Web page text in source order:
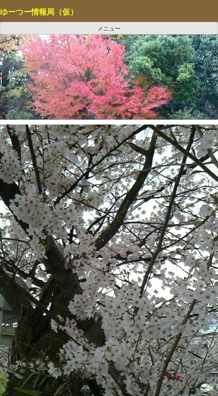
ン
ン
ツ
へ
ス
キ
ッ
プ
ゆーつー情報局（仮）
メニュー